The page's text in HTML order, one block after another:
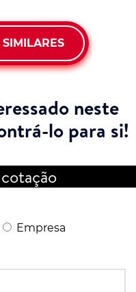
neste
lo para si!
Empresa